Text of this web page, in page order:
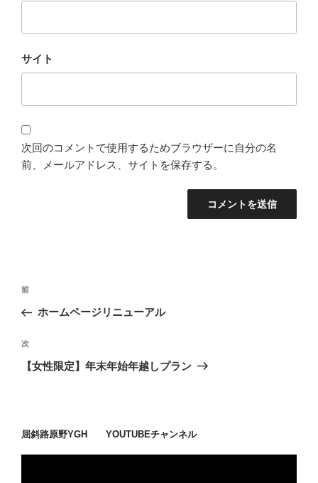
サイト
次回のコメントで使用するためブラウザーに自分の名
前、メールアドレス、サイトを保存する。
投
ナ
ビ
ゲ
ン
過
去
投
稿
前
ホームページリニューアル
次
の
次
【女性限定】年末年始年越しプラン
屈斜路原野YGH YOUTUBEチャンネル